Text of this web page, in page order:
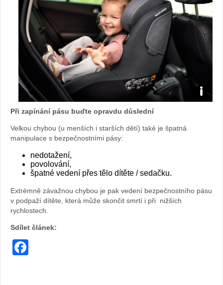
Zdroj:
Při zapínání pásu buďte opravdu důslední
Velkou chybou (u menších i starších dětí) také je špatná
manipulace s bezpečnostními pásy:
nedotažení,
povolování,
špatné vedení přes tělo dítěte / sedačku.
Extrémně závažnou chybou je pak vedení bezpečnostního pásu
v podpaží dítěte, která může skončit smrtí i při nižších
rychlostech.
Sdílet článek: